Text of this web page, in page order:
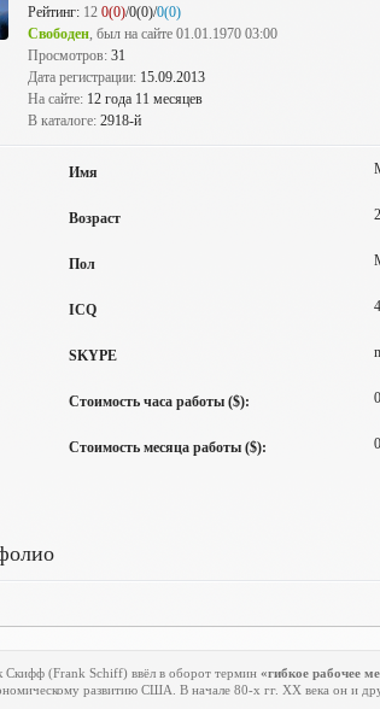
Рейтинг: 12 0(0)/0(0)/0(0)
Свободен, был на сайте 01.01.1970 03:00
Просмотров: 31
Дата регистрации: 15.09.2013
На сайте: 12 года 11 месяцев
В каталоге: 2918-й
Имя
Возраст
Пол
ICQ
SKYPE
Стоимость часа работы ($): 0
Стоимость месяца работы ($): 0
Скифф (Frank Schiff) ввёл в оборот термин «гибкое рабочее
развитию США. В начале 80-х гг. XX века он и